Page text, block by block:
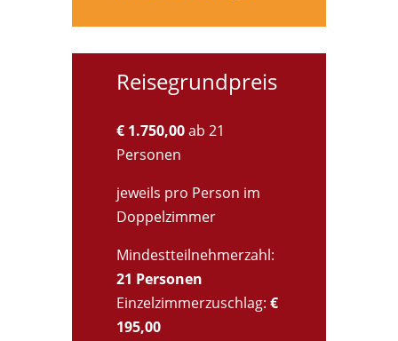
Reisegrundpreis
€ 1.750,00ab 21
Personen
jeweils pro Person im
Doppelzimmer
Mindestteilnehmerzahl:
21 Personen
Einzelzimmerzuschlag: €
195,00